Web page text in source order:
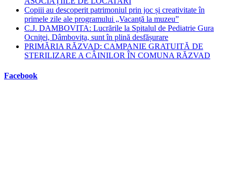
Copiii au descoperit patrimoniul prin joc și creativitate în
primele zile ale programului „Vacanță la muzeu”
C.J. DAMBOVITA: Lucrările la Spitalul de Pediatrie Gura
Ocniței, Dâmbovița, sunt în plină desfășurare
PRIMĂRIA RĂZVAD: CAMPANIE GRATUITĂ DE
STERILIZARE A CÂINILOR ÎN COMUNA RĂZVAD
Facebook